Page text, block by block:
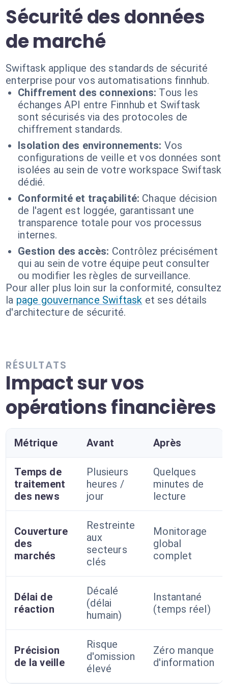
Sécurité des données
de marché
Swiftask applique des standards de sécurité
enterprise pour vos automatisations finnhub.
Chiffrement des connexions: Tous les
échanges API entre Finnhub et Swiftask
sont sécurisés via des protocoles de
chiffrement standards.
Isolation des environnements: Vos
configurations de veille et vos données sont
isolées au sein de votre workspace Swiftask
dédié.
Conformité et traçabilité: Chaque décision
de l'agent est loggée, garantissant une
transparence totale pour vos processus
internes.
Gestion des accès: Contrôlez précisément
qui au sein de votre équipe peut consulter
ou modifier les règles de surveillance.
Pour aller plus loin sur la conformité, consultez
la page gouvernance Swiftask et ses détails
d'architecture de sécurité.
RÉSULTATS
Impact sur vos
opérations financières
Métrique Avant Après
Temps de
traitement
des news
Plusieurs
heures /
jour
Quelques
minutes de
lecture
Couverture
des
marchés
Restreinte
aux
secteurs
clés
Monitorage
global
complet
Délai de
réaction
Décalé
(délai
humain)
Instantané
(temps réel)
Précision
de la veille
Risque
d'omission
élevé
Zéro manque
d'information